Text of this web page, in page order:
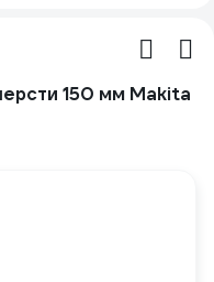
150 мм Makita